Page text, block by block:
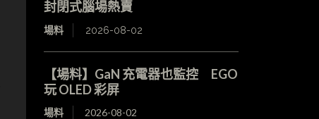
封閉式腦場熱賣
場料 2026-08-02
【場料】GaN 充電器也監控 EGO
玩 OLED 彩屏
場料 2026-08-02